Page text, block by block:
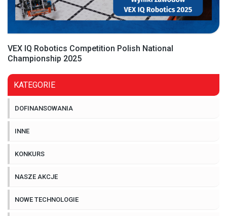
VEX IQ Robotics Competition Polish National
Championship 2025
KATEGORIE
DOFINANSOWANIA
INNE
KONKURS
NASZE AKCJE
NOWE TECHNOLOGIE